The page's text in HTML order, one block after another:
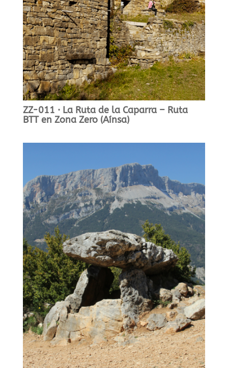
ZZ-011 · La Ruta de la Caparra – Ruta
BTT en Zona Zero (Aínsa)